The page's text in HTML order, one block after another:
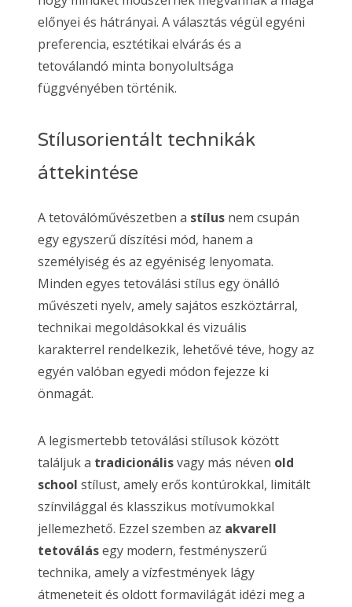
előnyei és hátrányai. A választás végül egyéni
preferencia, esztétikai elvárás és a
tetoválandó minta bonyolultsága
függvényében történik.
Stílusorientált technikák
áttekintése
A tetoválóművészetben a stílus nem csupán
egy egyszerű díszítési mód, hanem a
személyiség és az egyéniség lenyomata.
Minden egyes tetoválási stílus egy önálló
művészeti nyelv, amely sajátos eszköztárral,
technikai megoldásokkal és vizuális
karakterrel rendelkezik, lehetővé téve, hogy az
egyén valóban egyedi módon fejezze ki
önmagát.
A legismertebb tetoválási stílusok között
találjuk a tradicionálisvagy más néven old
school stílust, amely erős kontúrokkal, limitált
színvilággal és klasszikus motívumokkal
jellemezhető. Ezzel szemben az akvarell
tetoválásegy modern, festményszerű
technika, amely a vízfestmények lágy
átmeneteit és oldott formavilágát idézi meg a